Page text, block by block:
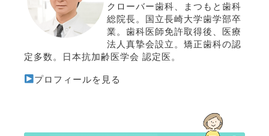
クローバー歯科、まつもと歯科
総院長。国立長崎大学歯学部卒
業。歯科医師免許取得後、医療
法人真摯会設立。矯正歯科の認
定多数。日本抗加齢医学会 認定医。
プロフィールを見る